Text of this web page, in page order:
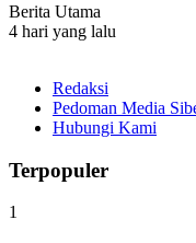
Berita Utama
4 hari yang lalu
Redaksi
Pedoman Media
Hubungi Kami
Terpopuler
1